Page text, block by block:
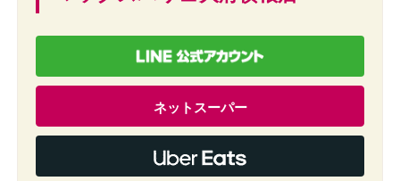
ネットスーパー